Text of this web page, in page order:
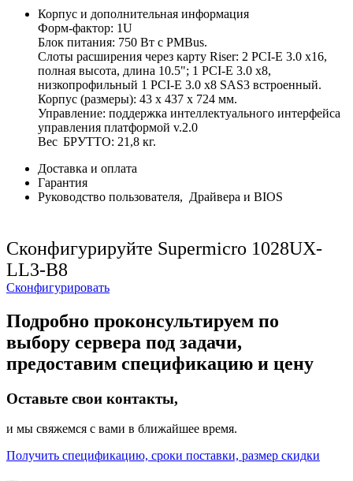
Корпус и дополнительная информация
Форм-фактор: 1U
Блок питания: 750 Вт с PMBus.
Слоты расширения через карту Riser: 2 PCI-E 3.0 x16,
полная высота, длина 10.5"; 1 PCI-E 3.0 x8,
низкопрофильный 1 PCI-E 3.0 x8 SAS3 встроенный.
Корпус (размеры): 43 х 437 х 724 мм.
Управление: поддержка интеллектуального интерфейса
управления платформой v.2.0
Вес БРУТТО: 21,8 кг.
Доставка и оплата
Гарантия
Руководство пользователя, Драйвера и BIOS
Сконфигурируйте Supermicro 1028UX-
LL3-B8
Сконфигурировать
Подробно проконсультируем по
выбору сервера под задачи,
предоставим спецификацию и цену
Оставьте свои контакты,
и мы свяжемся с вами в ближайшее время.
Получить спецификацию, сроки поставки, размер скидки